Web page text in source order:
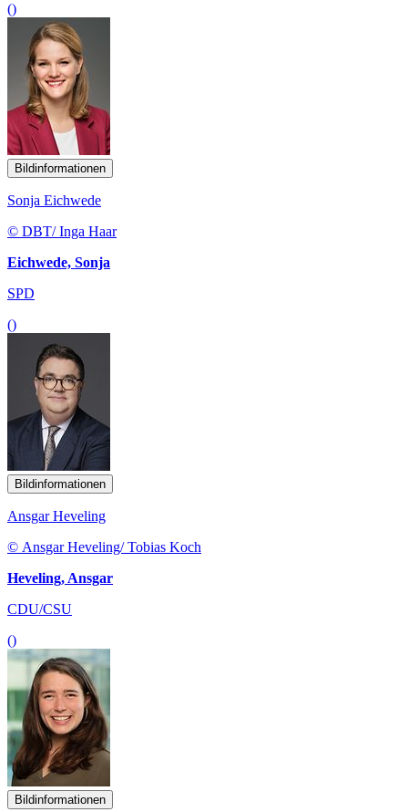
()
Bildinformationen
Sonja Eichwede
© DBT/ Inga Haar
Eichwede, Sonja
SPD
()
Bildinformationen
Ansgar Heveling
© Ansgar Heveling/ Tobias Koch
Heveling, Ansgar
CDU/CSU
()
Bildinformationen